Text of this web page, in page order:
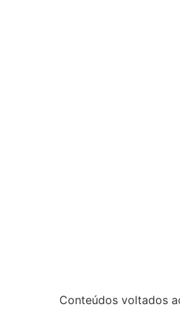
Conteúdos voltados